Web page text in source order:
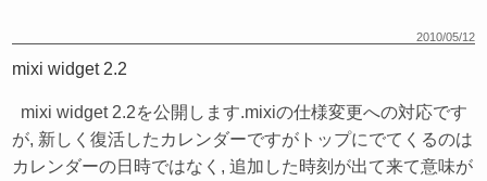
2010/05/12
mixi widget 2.2
mixi widget 2.2を公開します.mixiの仕様変更への対応です
が, 新しく復活したカレンダーですがトップにでてくるのは
カレンダーの日時ではなく, 追加した時刻が出て来て意味が